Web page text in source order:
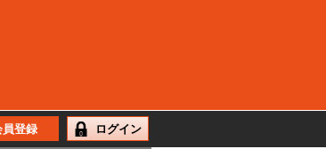
員登録 ログイン